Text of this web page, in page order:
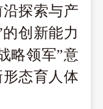
探索与产
创新能力
略领军”意
态育人体